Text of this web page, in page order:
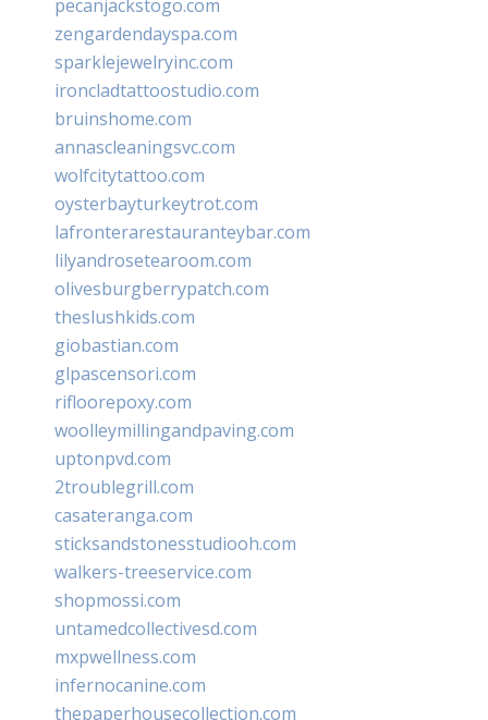
pecanjackstogo.com
zengardendayspa.com
sparklejewelryinc.com
ironcladtattoostudio.com
bruinshome.com
annascleaningsvc.com
wolfcitytattoo.com
oysterbayturkeytrot.com
lafronterarestauranteybar.com
lilyandrosetearoom.com
olivesburgberrypatch.com
theslushkids.com
giobastian.com
glpascensori.com
rifloorepoxy.com
woolleymillingandpaving.com
uptonpvd.com
2troublegrill.com
casateranga.com
sticksandstonesstudiooh.com
walkers-treeservice.com
shopmossi.com
untamedcollectivesd.com
mxpwellness.com
infernocanine.com
thepaperhousecollection.com